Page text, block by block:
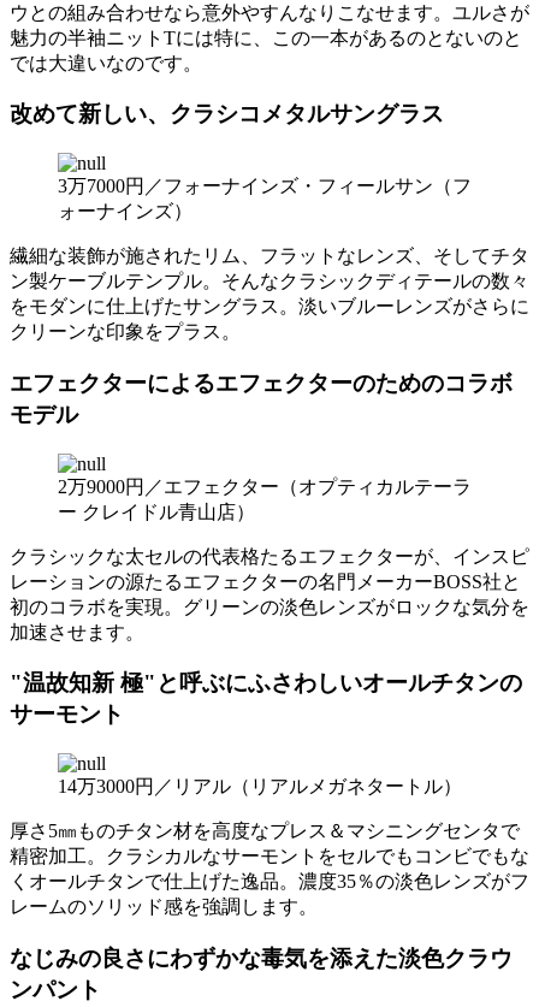
ウとの組み合わせなら意外やすんなりこなせます。ユルさが
魅力の半袖ニットTには特に、この一本があるのとないのと
では大違いなのです。
改めて新しい、クラシコメタルサングラス
3万7000円／フォーナインズ・フィールサン（フ
ォーナインズ）
繊細な装飾が施されたリム、フラットなレンズ、そしてチタ
ン製ケーブルテンプル。そんなクラシックディテールの数々
をモダンに仕上げたサングラス。淡いブルーレンズがさらに
クリーンな印象をプラス。
エフェクターによるエフェクターのためのコラボ
モデル
2万9000円／エフェクター（オプティカルテーラ
ー クレイドル青山店）
クラシックな太セルの代表格たるエフェクターが、インスピ
レーションの源たるエフェクターの名門メーカーBOSS社と
初のコラボを実現。グリーンの淡色レンズがロックな気分を
加速させます。
"温故知新 極"と呼ぶにふさわしいオールチタンの
サーモント
14万3000円／リアル（リアルメガネタートル）
厚さ5㎜ものチタン材を高度なプレス＆マシニングセンタで
精密加工。クラシカルなサーモントをセルでもコンビでもな
くオールチタンで仕上げた逸品。濃度35％の淡色レンズがフ
レームのソリッド感を強調します。
なじみの良さにわずかな毒気を添えた淡色クラウ
ンパント